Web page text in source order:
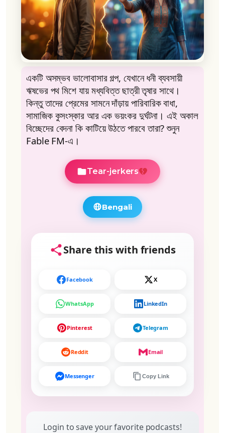
একটি অসম্ভব ভালোবাসার গল্প, যেখানে ধনী ব্যবসায়ী
ঋষভের পথ মিশে যায় মধ্যবিত্ত ছাত্রী তৃষার সাথে।
কিন্তু তাদের প্রেমের সামনে দাঁড়ায় পারিবারিক বাধা,
সামাজিক কুসংস্কার আর এক ভয়ংকর দুর্ঘটনা। এই অকাল
বিচ্ছেদের বেদনা কি কাটিয়ে উঠতে পারবে তারা? শুনুন
Fable FM-এ।
Tear-jerkers
Bengali
Share this with friends
Facebook X
WhatsApp LinkedIn
Pinterest Telegram
Reddit Email
Messenger Copy Link
Login to save your favorite podcasts!